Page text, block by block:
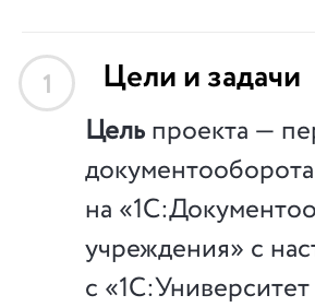
1 Цели и задачи
Цельпроекта —
на
учреждения» с
с